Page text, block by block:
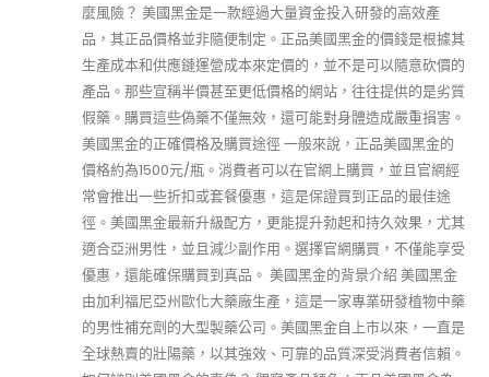
麼風險？ 美國黑金是一款經過大量資金投入研發的高效產
品，其正品價格並非隨便制定。正品美國黑金的價錢是根據其
生產成本和供應鏈運營成本來定價的，並不是可以隨意砍價的
產品。那些宣稱半價甚至更低價格的網站，往往提供的是劣質
假藥。購買這些偽藥不僅無效，還可能對身體造成嚴重損害。
美國黑金的正確價格及購買途徑 一般來說，正品美國黑金的
價格約為1500元/瓶。消費者可以在官網上購買，並且官網經
常會推出一些折扣或套餐優惠，這是保證買到正品的最佳途
徑。美國黑金最新升級配方，更能提升勃起和持久效果，尤其
適合亞洲男性，並且減少副作用。選擇官網購買，不僅能享受
優惠，還能確保購買到真品。 美國黑金的背景介紹 美國黑金
由加利福尼亞州歐化大藥廠生產，這是一家專業研發植物中藥
的男性補充劑的大型製藥公司。美國黑金自上市以來，一直是
全球熱賣的壯陽藥，以其強效、可靠的品質深受消費者信賴。